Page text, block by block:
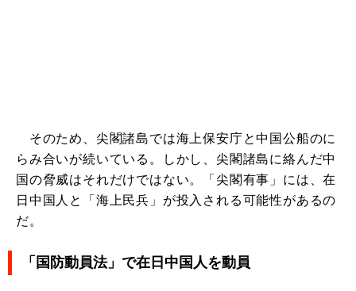
そのため、尖閣諸島では海上保安庁と中国公船のに
らみ合いが続いている。しかし、尖閣諸島に絡んだ中
国の脅威はそれだけではない。「尖閣有事」には、在
日中国人と「海上民兵」が投入される可能性があるの
だ。
「国防動員法」で在日中国人を動員